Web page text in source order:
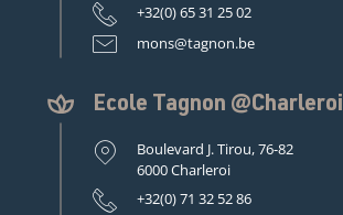
+32(0) 65 31 25 02
mons@tagnon.be
Ecole Tagnon @Charleroi
Boulevard J. Tirou, 76-82
6000 Charleroi
+32(0) 71 32 52 86